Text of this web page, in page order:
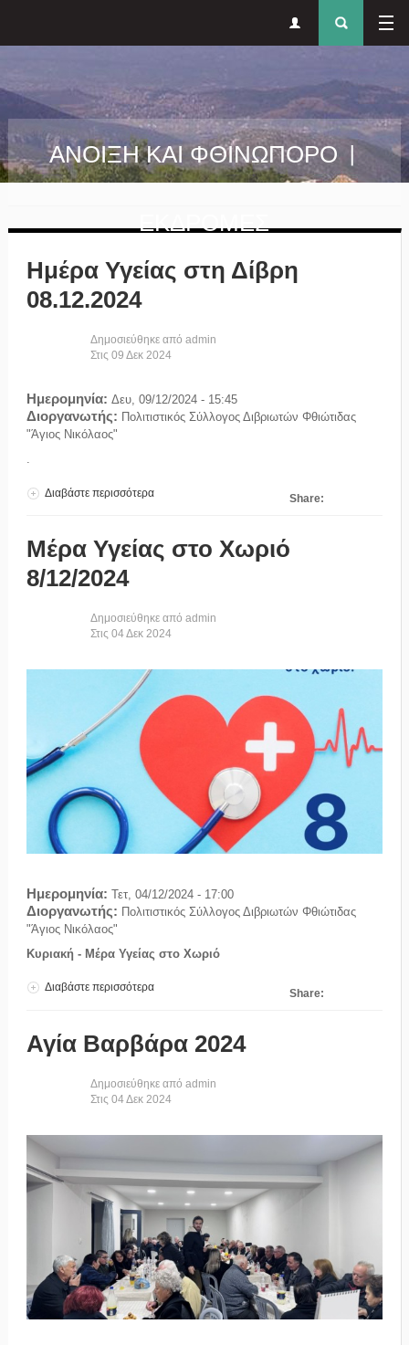
μενού
ΑΝΟΙΞΗ ΚΑΙ ΦΘΙΝΩΠΟΡΟ |
ΕΚΔΡΟΜΕΣ
Ημέρα Υγείας στη Δίβρη
08.12.2024
Δημοσιεύθηκε από admin
Στις 09 Δεκ 2024
Ημερομηνία: Δευ, 09/12/2024 - 15:45
Διοργανωτής: Πολιτιστικός Σύλλογος Διβριωτών Φθιώτιδας
"Άγιος Νικόλαος"
.
Share:
Διαβάστε περισσότεραγια Ημέρα Υγείας στη Δίβρη 08.12.2024
Μέρα Υγείας στο Χωριό
8/12/2024
Δημοσιεύθηκε από admin
Στις 04Δεκ 2024
Ημερομηνία: Τετ, 04/12/2024 - 17:00
Διοργανωτής: Πολιτιστικός Σύλλογος Διβριωτών Φθιώτιδας
"Άγιος Νικόλαος"
Κυριακή - Μέρα Υγείας στο Χωριό
Share:
Διαβάστε περισσότεραγια Μέρα Υγείας στο Χωριό 8/12/2024
Αγία Βαρβάρα 2024
Δημοσιεύθηκε από admin
Στις 04Δεκ 2024